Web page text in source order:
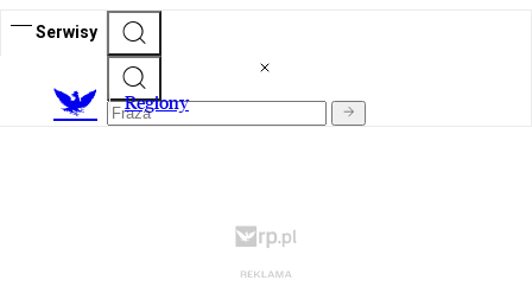
Serwisy
Regiony